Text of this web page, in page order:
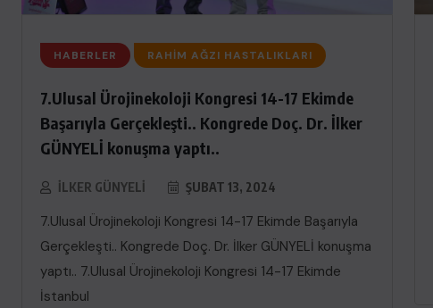
HABERLER RAHIM AĞZI HASTALIKLARI
7.Ulusal Ürojinekoloji Kongresi 14-17 Ekimde
Başarıyla Gerçekleşti.. Kongrede Doç. Dr. İlker
GÜNYELİ konuşma yaptı..
İLKER GÜNYELI ŞUBAT 13, 2024
7.Ulusal Ürojinekoloji Kongresi 14-17 Ekimde Başarıyla
Gerçekleşti.. Kongrede Doç. Dr. İlker GÜNYELİ konuşma
yaptı.. 7.Ulusal Ürojinekoloji Kongresi 14-17 Ekimde
İstanbul